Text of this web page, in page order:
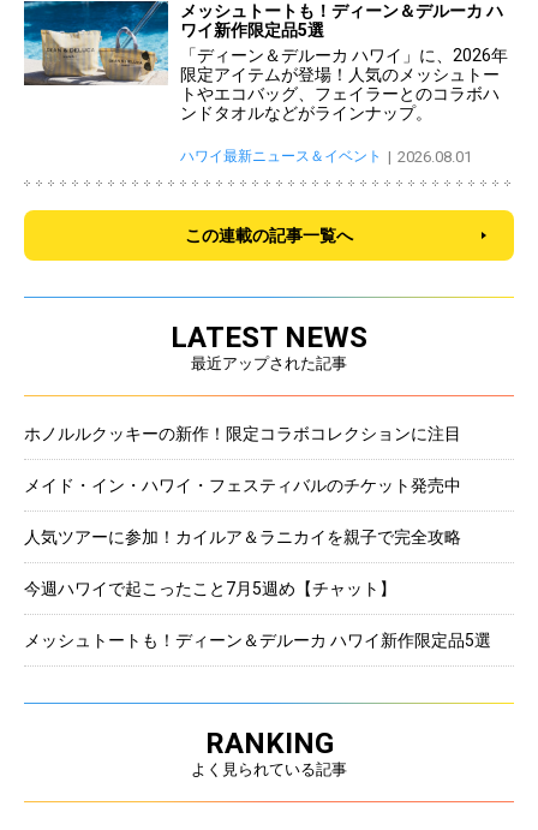
メッシュトートも！ディーン＆デルーカ ハ
ワイ新作限定品5選
「ディーン＆デルーカ ハワイ」に、2026年
限定アイテムが登場！人気のメッシュトー
トやエコバッグ、フェイラーとのコラボハ
ンドタオルなどがラインナップ。
ハワイ最新ニュース＆イベント 2026.08.01
この連載の記事一覧へ
LATEST NEWS
最近アップされた記事
ホノルルクッキーの新作！限定コラボコレクションに注目
メイド・イン・ハワイ・フェスティバルのチケット発売中
人気ツアーに参加！カイルア＆ラニカイを親子で完全攻略
今週ハワイで起こったこと7月5週め【チャット】
メッシュトートも！ディーン＆デルーカ ハワイ新作限定品5選
RANKING
よく見られている記事